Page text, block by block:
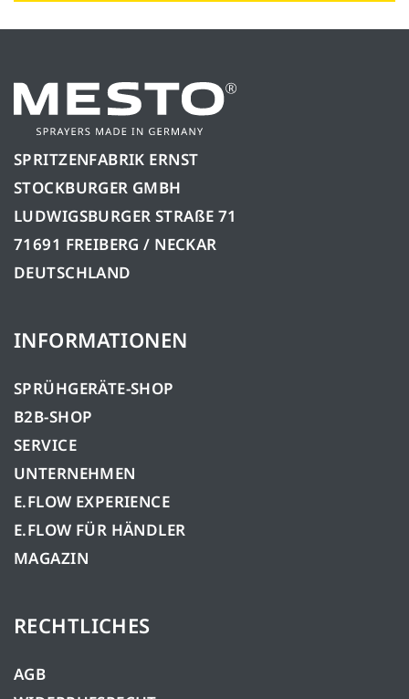
SPRITZENFABRIK ERNST
STOCKBURGER GMBH
LUDWIGSBURGER STRAßE 71
71691 FREIBERG / NECKAR
DEUTSCHLAND
INFORMATIONEN
SPRÜHGERÄTE-SHOP
B2B-SHOP
SERVICE
UNTERNEHMEN
E.FLOW EXPERIENCE
E.FLOW FÜR HÄNDLER
MAGAZIN
RECHTLICHES
AGB